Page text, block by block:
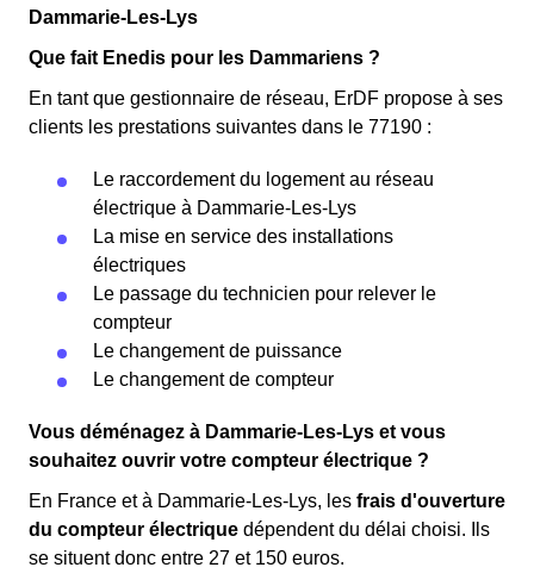
Dammarie-Les-Lys
Que fait Enedis pour les Dammariens ?
En tant que gestionnaire de réseau, ErDF propose à ses
clients les prestations suivantes dans le 77190 :
Le raccordement du logement au réseau
électrique à Dammarie-Les-Lys
La mise en service des installations
électriques
Le passage du technicien pour relever le
compteur
Le changement de puissance
Le changement de compteur
Vous déménagez à Dammarie-Les-Lys et vous
souhaitez ouvrir votre compteur électrique ?
En France et à Dammarie-Les-Lys, les frais d'ouverture
du compteur électrique dépendent du délai choisi. Ils
se situent donc entre 27 et 150 euros.